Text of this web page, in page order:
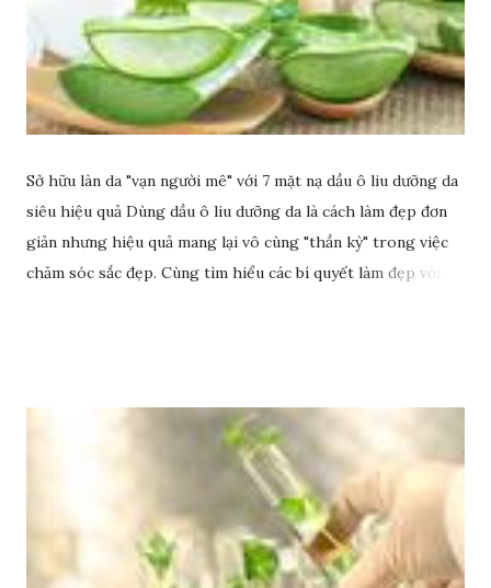
Sở hữu làn da "vạn người mê" với 7 mặt nạ dầu ô liu dưỡng da
siêu hiệu quả Dùng dầu ô liu dưỡng da là cách làm đẹp đơn
giản nhưng hiệu quả mang lại vô cùng "thần kỳ" trong việc
chăm sóc sắc đẹp. Cùng tìm hiểu các bí quyết làm đẹp với